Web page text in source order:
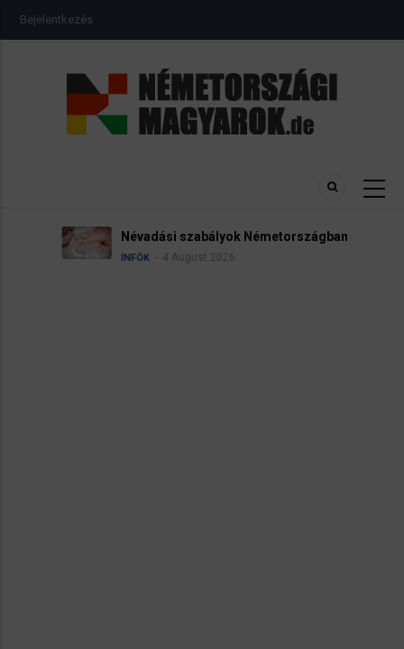
USER
ACCOUNT
Bejelentkezés
Névadási szabályok Németországban
INFÓK 4 August 2026